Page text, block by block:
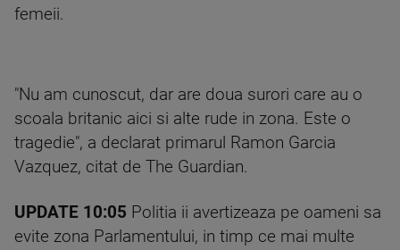
femeii.
"Nu am cunoscut, dar are doua surori care au o
scoala britanic aici si alte rude in zona. Este o
tragedie", a declarat primarul Ramon Garcia
Vazquez, citat de The Guardian.
UPDATE 10:05 Politia ii avertizeaza pe oameni sa
evite zona Parlamentului, in timp ce mai multe